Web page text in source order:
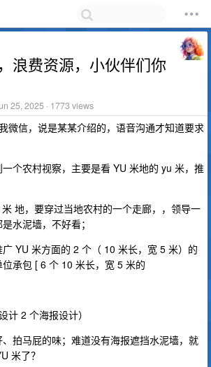
浪费资源，小伙伴们你
25, 2025 · 1773 views
微信，说是某某介绍的，语音沟通才知道要求
个农村视察，主要是看 YU 米地的 yu 米，推
地，要穿过当地农村的一个走廊，，领导一
水泥墙，不好看；
YU 米方面的 2 个（ 10 米长，宽 5 米）的
承包 [ 6 个 10 米长，宽 5 米的
计 2 个海报设计）
拍马屁的味；难道没有海报遮挡水泥墙，就
米了？